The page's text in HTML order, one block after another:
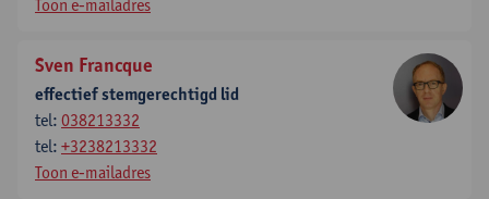
Toon e-mailadres
Sven Francque
effectief stemgerechtigd lid
tel: 038213332
tel: +3238213332
Toon e-mailadres